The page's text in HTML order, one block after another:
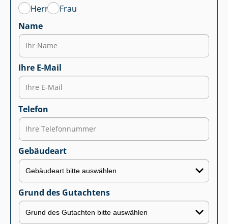
Herr
Frau
Name
Ihre E-Mail
Telefon
Gebäudeart
Grund des Gutachtens